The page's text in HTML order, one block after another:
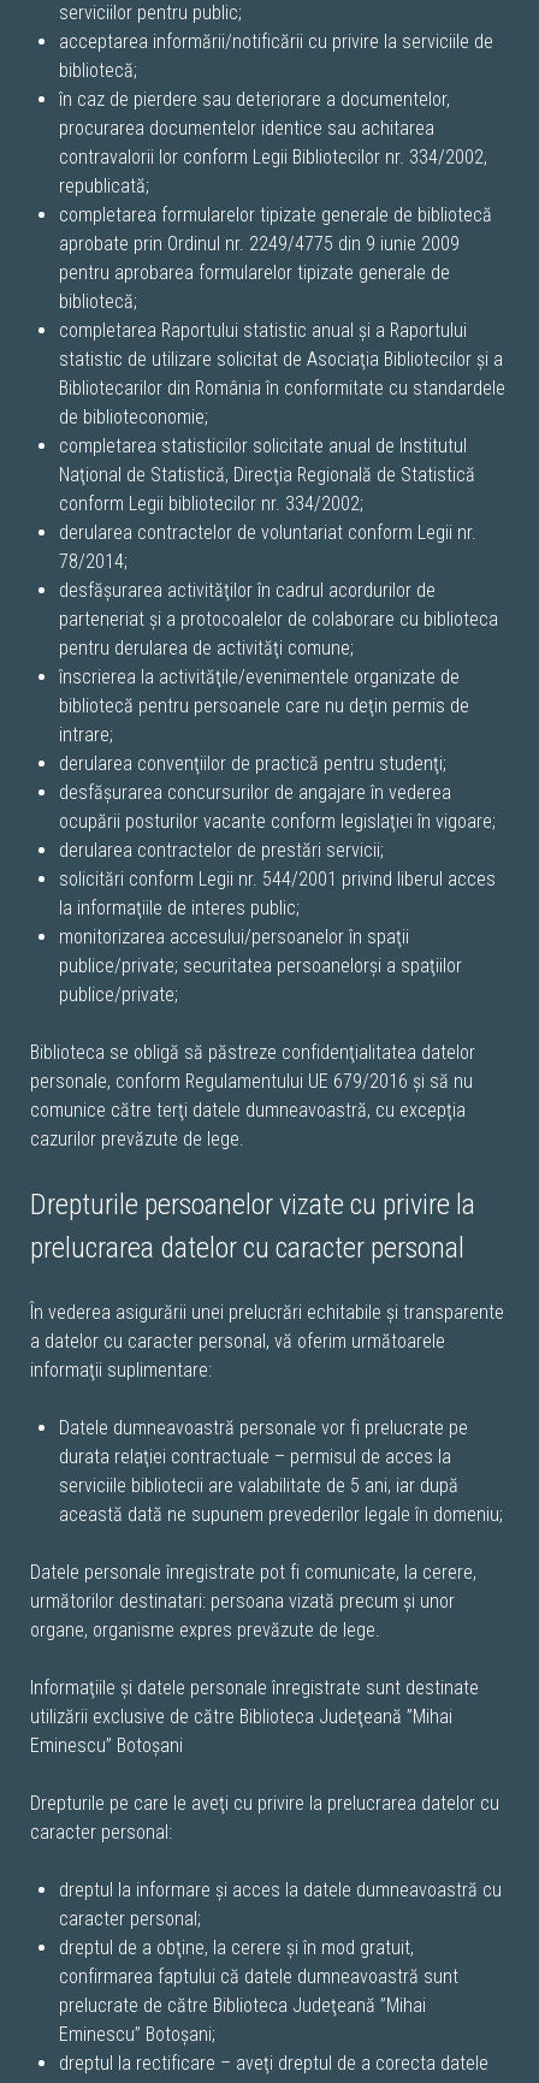
serviciilor pentru public;
acceptarea informării/notificării cu privire la serviciile de
bibliotecă;
în caz de pierdere sau deteriorare a documentelor,
procurarea documentelor identice sau achitarea
contravalorii lor conform Legii Bibliotecilor nr. 334/2002,
republicată;
completarea formularelor tipizate generale de bibliotecă
aprobate prin Ordinul nr. 2249/4775 din 9 iunie 2009
pentru aprobarea formularelor tipizate generale de
bibliotecă;
completarea Raportului statistic anual şi a Raportului
statistic de utilizare solicitat de Asociaţia Bibliotecilor şi a
Bibliotecarilor din România în conformitate cu standardele
de biblioteconomie;
completarea statisticilor solicitate anual de Institutul
Naţional de Statistică, Direcţia Regională de Statistică
conform Legii bibliotecilor nr. 334/2002;
derularea contractelor de voluntariat conform Legii nr.
78/2014;
desfăşurarea activităţilor în cadrul acordurilor de
parteneriat şi a protocoalelor de colaborare cu biblioteca
pentru derularea de activităţi comune;
înscrierea la activităţile/evenimentele organizate de
bibliotecă pentru persoanele care nu deţin permis de
intrare;
derularea convenţiilor de practică pentru studenţi;
desfăşurarea concursurilor de angajare în vederea
ocupării posturilor vacante conform legislaţiei în vigoare;
derularea contractelor de prestări servicii;
solicitări conform Legii nr. 544/2001 privind liberul acces
la informaţiile de interes public;
monitorizarea accesului/persoanelor în spaţii
publice/private; securitatea persoanelorşi a spaţiilor
publice/private;
Biblioteca se obligă să păstreze confidenţialitatea datelor
personale, conform Regulamentului UE 679/2016 şi să nu
comunice către terţi datele dumneavoastră, cu excepţia
cazurilor prevăzute de lege.
Drepturile persoanelor vizate cu privire la
prelucrarea datelor cu caracter personal
În vederea asigurării unei prelucrări echitabile şi transparente
a datelor cu caracter personal, vă oferim următoarele
informaţii suplimentare:
Datele dumneavoastră personale vor fi prelucrate pe
durata relaţiei contractuale – permisul de acces la
serviciile bibliotecii are valabilitate de 5 ani, iar după
această dată ne supunem prevederilor legale în domeniu;
Datele personale înregistrate pot fi comunicate, la cerere,
următorilor destinatari: persoana vizată precum şi unor
organe, organisme expres prevăzute de lege.
Informaţiile şi datele personale înregistrate sunt destinate
utilizării exclusive de către Biblioteca Judeţeană ”Mihai
Eminescu” Botoșani
Drepturile pe care le aveţi cu privire la prelucrarea datelor cu
caracter personal:
dreptul la informare şi acces la datele dumneavoastră cu
caracter personal;
dreptul de a obţine, la cerere şi în mod gratuit,
confirmarea faptului că datele dumneavoastră sunt
prelucrate de către Biblioteca Judeţeană ”Mihai
Eminescu” Botoșani;
dreptul la rectificare – aveţi dreptul de a corecta datele